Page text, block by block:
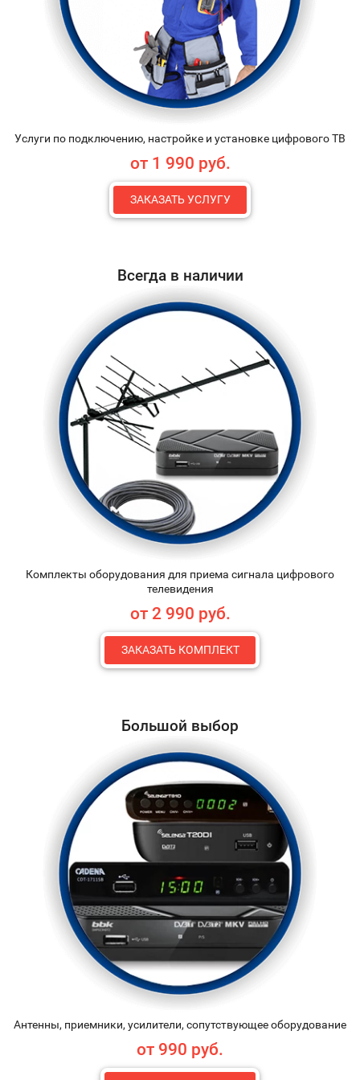
Услуги по подключению, настройке и установке цифрового ТВ
от 1 990 руб.
ЗАКАЗАТЬ УСЛУГУ
Всегда в наличии
Комплекты оборудования для приема сигнала цифрового
телевидения
от 2 990 руб.
ЗАКАЗАТЬ КОМПЛЕКТ
Большой выбор
Антенны, приемники, усилители, сопутствующее оборудование
от 990 руб.